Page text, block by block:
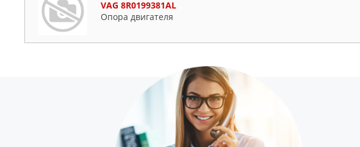
VAG 8R0199381AL
Опора двигателя